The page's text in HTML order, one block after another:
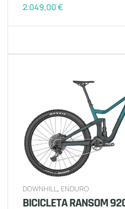
2.049,00€
DOWNHILL, ENDURO
BICICLETA RANSOM